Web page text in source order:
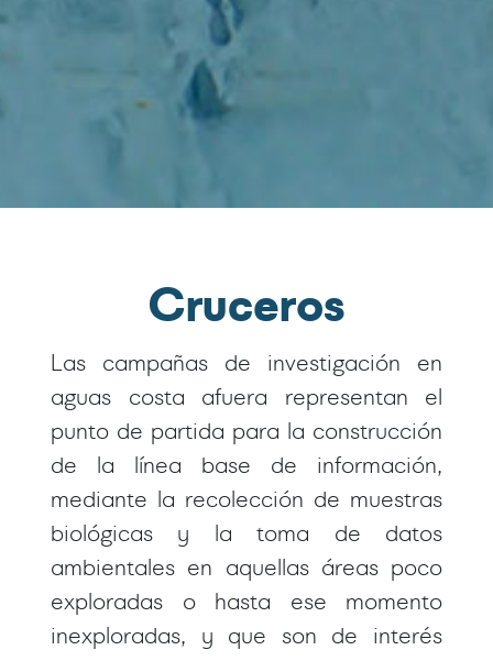
Cruceros
Las campañas de investigación en
aguas costa afuera representan el
punto de partida para la construcción
de la línea base de información,
mediante la recolección de muestras
biológicas y la toma de datos
ambientales en aquellas áreas poco
exploradas o hasta ese momento
inexploradas, y que son de interés